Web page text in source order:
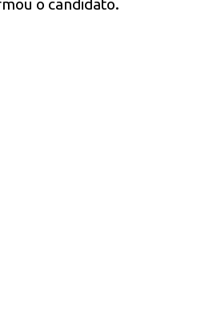
o candidato.